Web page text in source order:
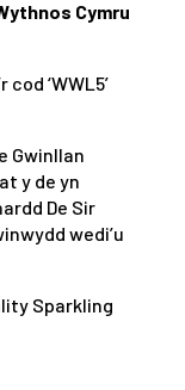
Cymru
‘WWL5’
Gwinllan
y de yn
De Sir
wedi’u
Sparkling